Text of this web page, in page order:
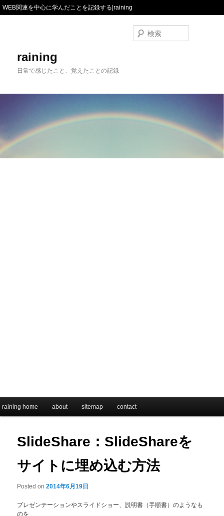
WEB関連を中心に学んだことを記録する|raining
raining
日常で感じたこと、覚えたことの記録
メインコンテンツへ移動
サブコンテンツへ移動
raining home about sitemap contact
SlideShare：SlideShareを
サイトに埋め込む方法
Posted on2014年6月19日
プレゼンテーションやスライドショー、説明書（手順書）のようなも
のを